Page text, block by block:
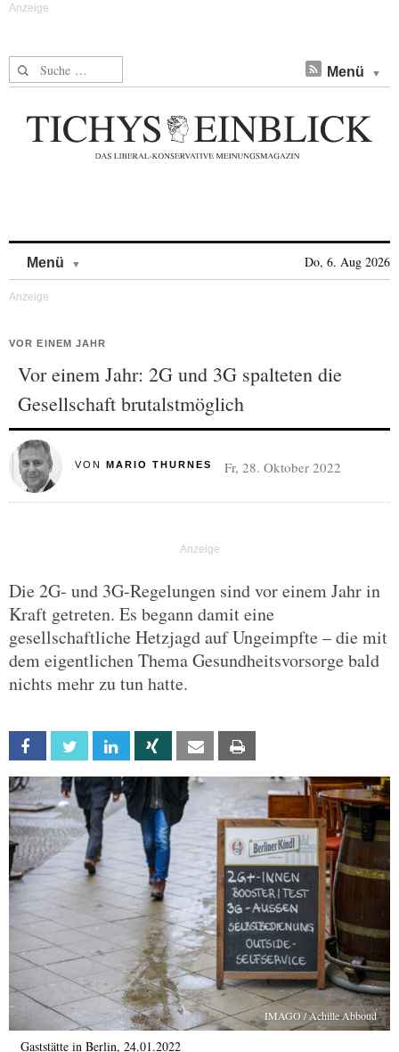
Suche nach: Menü
Menü Do, 6. Aug 2026
VOR EINEM JAHR
Vor einem Jahr: 2G und 3G spalteten die
Gesellschaft brutalstmöglich
VON MARIO THURNES Fr, 28. Oktober 2022
Die 2G- und 3G-Regelungen sind vor einem Jahr in
Kraft getreten. Es begann damit eine
gesellschaftliche Hetzjagd auf Ungeimpfte – die mit
dem eigentlichen Thema Gesundheitsvorsorge bald
nichts mehr zu tun hatte.
Facebook Twitter Linkedin Xing Email
IMAGO / Achille Abboud
Gaststätte in Berlin, 24.01.2022